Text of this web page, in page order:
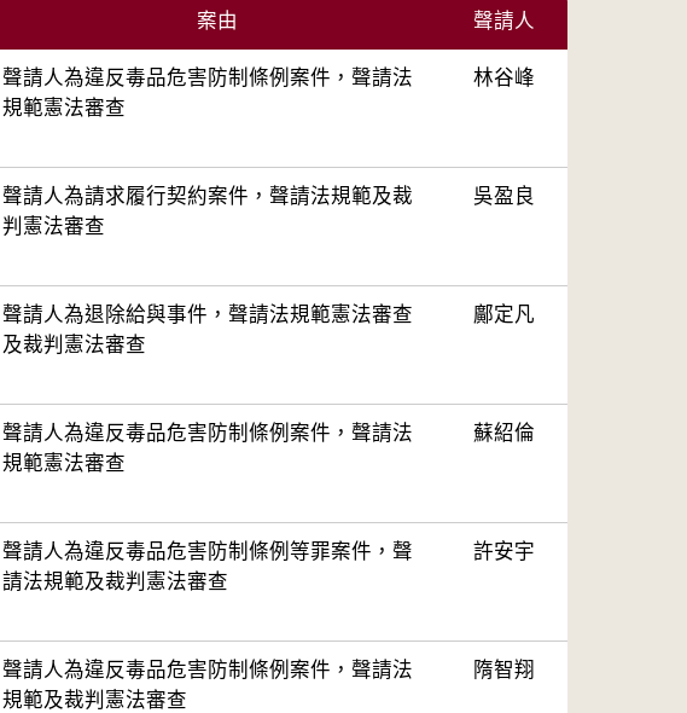
案由 聲請人
聲請人為違反毒品危害防制條例案件，聲請法
規範憲法審查
林谷峰
聲請人為請求履行契約案件，聲請法規範及裁
判憲法審查
吳盈良
聲請人為退除給與事件，聲請法規範憲法審查
及裁判憲法審查
鄺定凡
聲請人為違反毒品危害防制條例案件，聲請法
規範憲法審查
蘇紹倫
聲請人為違反毒品危害防制條例等罪案件，聲
請法規範及裁判憲法審查
許安宇
聲請人為違反毒品危害防制條例案件，聲請法
規範及裁判憲法審查
隋智翔